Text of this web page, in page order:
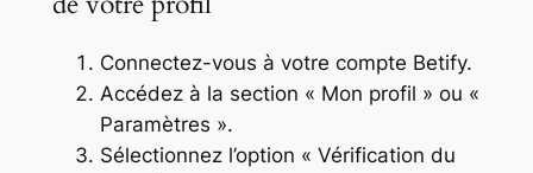
Connectez-vous à votre compte Betify.
Accédez à la section « Mon profil » ou «
Paramètres ».
Sélectionnez l’option « Vérification du